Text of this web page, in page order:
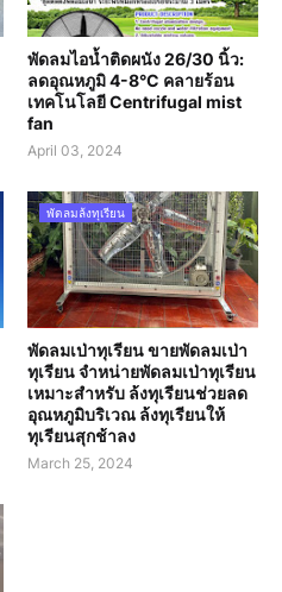
พัดลมไอน้ำติดผนัง 26/30 นิ้ว:
ลดอุณหภูมิ 4-8°C คลายร้อน
เทคโนโลยี Centrifugal mist
fan
April 03, 2024
พัดลมล้งทุเรียน
พัดลมเป่าทุเรียน ขายพัดลมเป่า
ทุเรียน จำหน่ายพัดลมเป่าทุเรียน
เหมาะสำหรับ ล้งทุเรียนช่วยลด
อุณหภูมิบริเวณ ล้งทุเรียนให้
ทุเรียนสุกช้าลง
March 25, 2024